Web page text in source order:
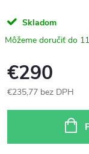
Skladom
€290
€235,77 bez DPH